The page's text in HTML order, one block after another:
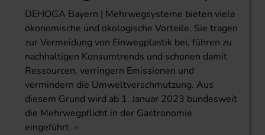
DEHOGA Bayern | Mehrwegsysteme bieten viele
ökonomische und ökologische Vorteile. Sie tragen
zur Vermeidung von Einwegplastik bei, führen zu
nachhaltigen Konsumtrends und schonen damit
Ressourcen, verringern Emissionen und
vermindern die Umweltverschmutzung. Aus
diesem Grund wird ab 1. Januar 2023 bundesweit
die Mehrwegpflicht in der Gastronomie
eingeführt.